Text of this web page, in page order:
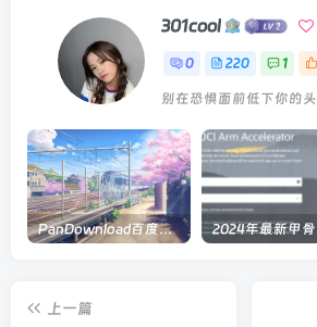
301cool
0 220 1
别在恐惧面前低下你的头
PanDownload百度网盘在线解析
上一篇